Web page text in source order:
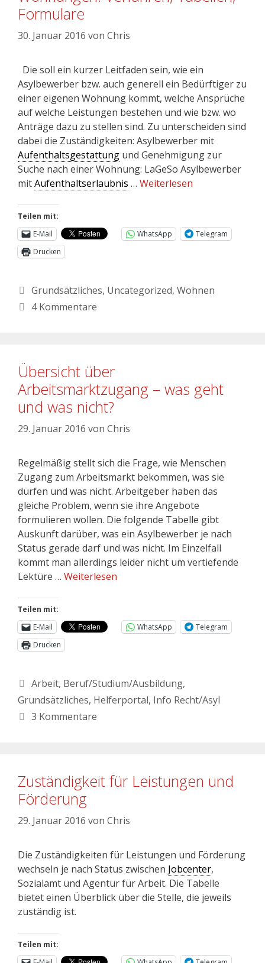
Formulare
30. Januar 2016 von Chris
Die soll ein kurzer Leitfaden sein, wie ein
Asylbewerber bzw. auch generell ein Bedürftiger zu
einer eigenen Wohnung kommt, welche Ansprüche
auf welche Leistungen bestehen und wie bzw. wo
Anträge dazu zu stellen sind. Zu unterscheiden sind
dabei die Zuständigkeiten: Asylbewerber mit
Aufenthaltsgestattung und Genehmigung zur
Suche nach einer Wohnung: LaGeSo Asylbewerber
mitAufenthaltserlaubnis … Weiterlesen
Teilen mit:
E-Mail
WhatsApp
Telegram
Drucken
Grundsätzliches, Uncategorized, Wohnen
4 Kommentare
Übersicht über
Arbeitsmarktzugang – was geht
und was nicht?
29. Januar 2016 von Chris
Regelmäßig stellt sich die Frage, wie Menschen
Zugang zum Arbeitsmarkt bekommen, was sie
dürfen und was nicht. Arbeitgeber haben das
gleiche Problem, wenn sie ihre Angebote
formulieren wollen. Die folgende Tabelle gibt
Auskunft darüber, was ein Asylbewerber je nach
Status gerade darf und was nicht. Im Einzelfall
kommt man allerdings leider nicht um vertiefende
Lektüre … Weiterlesen
Teilen mit:
E-Mail
WhatsApp
Telegram
Drucken
Arbeit, Beruf/Studium/Ausbildung,
Grundsätzliches, Helferportal, Info Recht/Asyl
3 Kommentare
Zuständigkeit für Leistungen und
Förderung
29. Januar 2016 von Chris
Die Zuständigkeiten für Leistungen und Förderung
wechseln je nach Status zwischen Jobcenter,
Sozialamt und Agentur für Arbeit. Die Tabelle
bietet einen Überblick über die Stelle, die jeweils
zuständig ist.
Teilen mit: